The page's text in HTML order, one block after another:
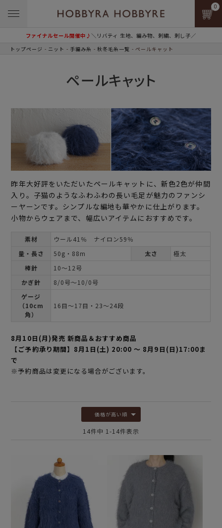
ファイナルセール開催中♪＼リバティ 生地、編み物、刺繍、刺し子／
0
トップページ ニット 手編み糸 秋冬毛糸一覧 ペールキャット
ペールキャット
昨年大好評をいただいたペールキャットに、新色2色が仲間
入り。子猫のようなふわふわの長い毛足が魅力のファンシ
ーヤーンです。シンプルな編地も華やかに仕上がります。
小物からウェアまで、幅広いアイテムにおすすめです。
素材
ウール41％ ナイロン59％
量・長さ
50g・88m 太さ
極太
棒針
10～12号
かぎ針
8/0号～10/0号
ゲージ
（10cm
角）
16目～17目・23～24段
8月10日(月)発売 新商品＆おすすめ商品
【ご予約承り期間】8月1日(土) 20:00 ～ 8月9日(日)17:00ま
で
※予約商品は変更になる場合がございます。
価格が高い順
14件中 1 -14件表示